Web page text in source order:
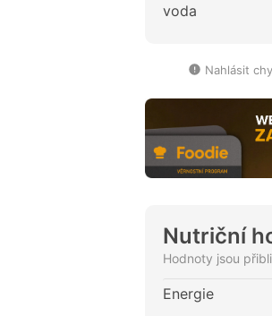
voda
Nahlásit
Nutriční
Hodnoty jsou
Energie